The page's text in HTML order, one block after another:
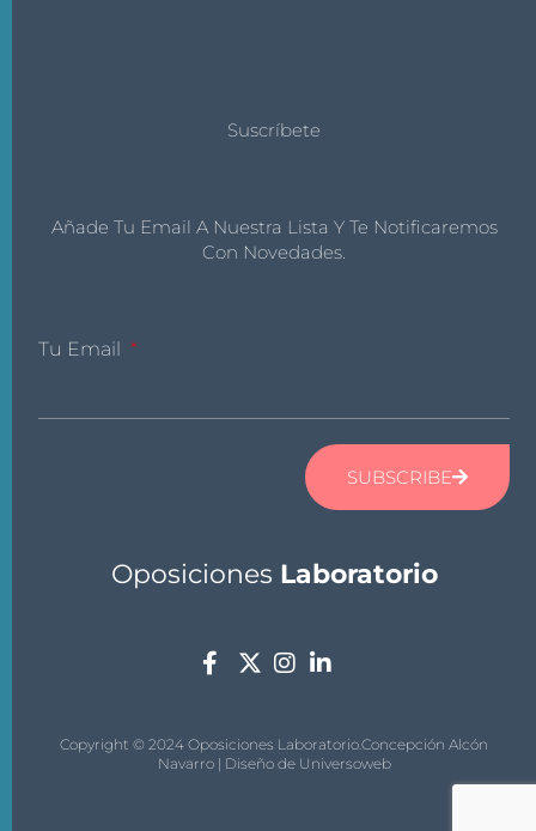
Suscríbete
Añade Tu Email A Nuestra Lista Y Te Notificaremos
Con Novedades.
Tu Email
SUBSCRIBE
Oposiciones Laboratorio
Copyright © 2024 Oposiciones Laboratorio.Concepción Alcón
Navarro | Diseño de Universoweb